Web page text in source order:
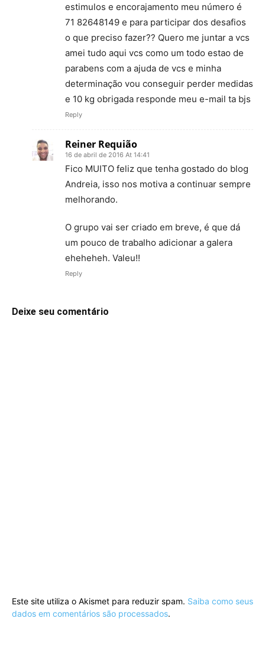
estimulos e encorajamento meu número é
71 82648149 e para participar dos desafios
o que preciso fazer?? Quero me juntar a vcs
amei tudo aqui vcs como um todo estao de
parabens com a ajuda de vcs e minha
determinação vou conseguir perder medidas
e 10 kg obrigada responde meu e-mail ta bjs
Reply
Reiner Requião
16 de abril de 2016 At 14:41
Fico MUITO feliz que tenha gostado do blog
Andreia, isso nos motiva a continuar sempre
melhorando.
O grupo vai ser criado em breve, é que dá
um pouco de trabalho adicionar a galera
eheheheh. Valeu!!
Reply
Deixe seu comentário
Este site utiliza o Akismet para reduzir spam. Saiba como seus
dados em comentários são processados.